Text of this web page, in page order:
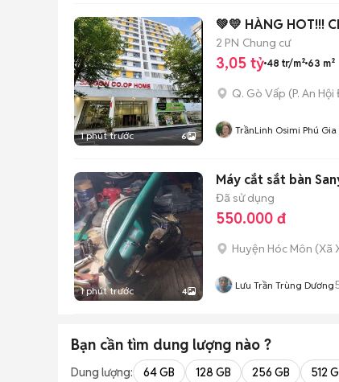
1 phút trước 6
💚💛 HÀNG HOT!!!
2 PN Chung cư
3,05 tỷ 48 tr/m² 63 m²
Q. Gò Vấp (P. An
TrầnLinh Osimi Phú
1 phút trước 4
Máy cắt sắt bàn
Đã sử dụng
550.000 đ
Huyện Hóc Môn (Xã
Lưu Trần Trùng Dương
Bạn cần tìm dung lượng nào ?
Dung lượng: 64 GB 128 GB 256 GB 512